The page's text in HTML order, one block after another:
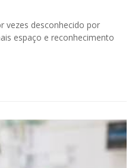
vezes desconhecido por
espaço e reconhecimento